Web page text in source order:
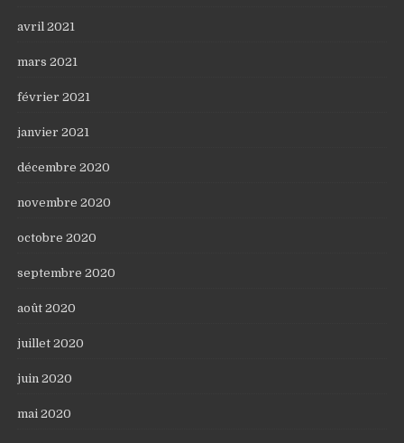
avril 2021
mars 2021
février 2021
janvier 2021
décembre 2020
novembre 2020
octobre 2020
septembre 2020
août 2020
juillet 2020
juin 2020
mai 2020